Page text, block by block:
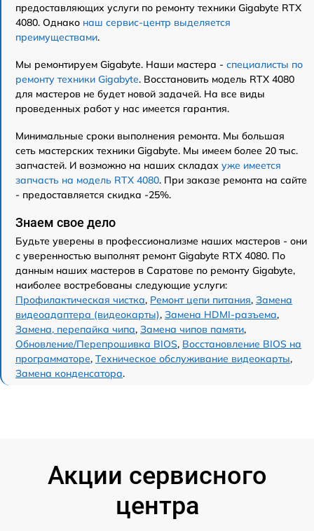
предоставляющих услуги по ремонту техники Gigabyte RTX
4080. Однако наш сервис-центр выделяется
преимуществами.
Мы ремонтируем Gigabyte. Наши мастера - специалисты по
ремонту техники Gigabyte. Восстановить модель RTX 4080
для мастеров не будет новой задачей. На все виды
проведенных работ у нас имеется гарантия.
Минимальные сроки выполнения ремонта. Мы большая
сеть мастерских техники Gigabyte. Мы имеем более 20 тыс.
запчастей. И возможно на наших складах уже имеется
запчасть на модель RTX 4080. При заказе ремонта на сайте
- предоставляется скидка -25%.
Знаем свое дело
Будьте уверены в профессионализме наших мастеров - они
с уверенностью выполнят ремонт Gigabyte RTX 4080. По
данным наших мастеров в Саратове по ремонту Gigabyte,
наиболее востребованы следующие услуги:
Профилактическая чистка, Ремонт цепи питания, Замена
видеоадаптера (видеокарты), Замена HDMI-разъема,
Замена, перепайка чипа, Замена чипов памяти,
Обновление/Перепрошивка BIOS, Восстановление BIOS на
программаторе, Техническое обслуживание видеокарты,
Замена конденсатора.
Акции сервисного
центра